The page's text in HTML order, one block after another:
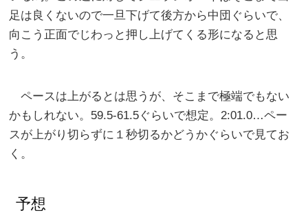
足は良くないので一旦下げて後方から中団ぐらいで、
向こう正面でじわっと押し上げてくる形になると思
う。
ペースは上がるとは思うが、そこまで極端でもない
かもしれない。59.5-61.5ぐらいで想定。2:01.0…ペー
スが上がり切らずに１秒切るかどうかぐらいで見てお
く。
予想